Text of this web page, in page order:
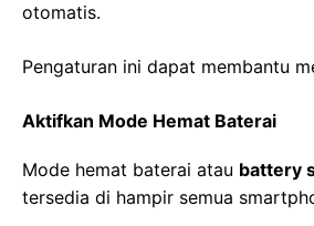
otomatis.
Pengaturan ini dapat membantu
Aktifkan Mode Hemat Baterai
Mode hemat baterai atau battery
tersedia di hampir semua